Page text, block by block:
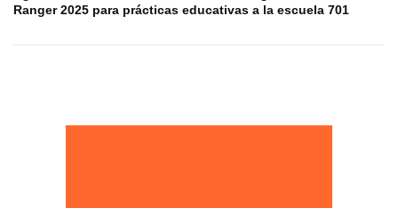
Ranger 2025 para prácticas educativas a la escuela 701